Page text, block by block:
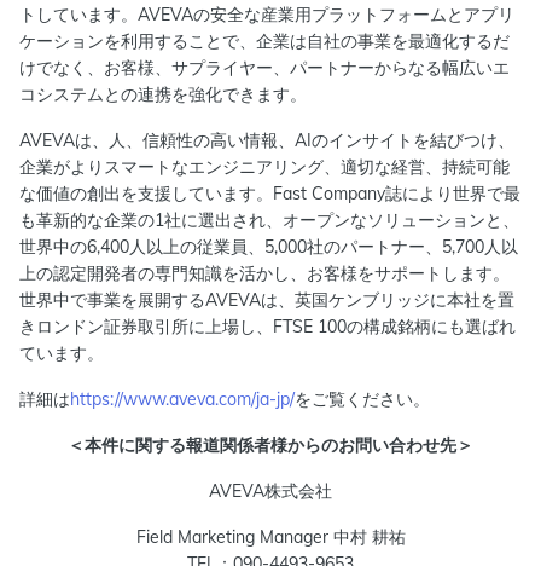
トしています。AVEVAの安全な産業用プラットフォームとアプリ
ケーションを利用することで、企業は自社の事業を最適化するだ
けでなく、お客様、サプライヤー、パートナーからなる幅広いエ
コシステムとの連携を強化できます。
AVEVAは、人、信頼性の高い情報、AIのインサイトを結びつけ、
企業がよりスマートなエンジニアリング、適切な経営、持続可能
な価値の創出を支援しています。Fast Company誌により世界で最
も革新的な企業の1社に選出され、オープンなソリューションと、
世界中の6,400人以上の従業員、5,000社のパートナー、5,700人以
上の認定開発者の専門知識を活かし、お客様をサポートします。
世界中で事業を展開するAVEVAは、英国ケンブリッジに本社を置
きロンドン証券取引所に上場し、FTSE 100の構成銘柄にも選ばれ
ています。
詳細はhttps://www.aveva.com/ja-jp/をご覧ください。
＜本件に関する報道関係者様からのお問い合わせ先＞
AVEVA株式会社
Field Marketing Manager 中村 耕祐